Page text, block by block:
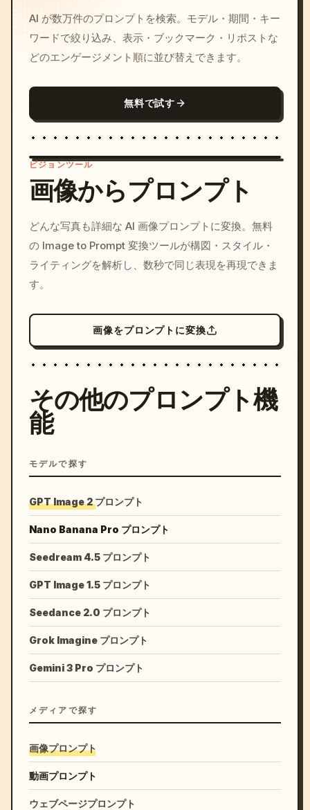
AI が数万件のプロンプトを検索。モデル・期間・キー
ワードで絞り込み、表示・ブックマーク・リポストな
どのエンゲージメント順に並び替えできます。
無料で試す
c, cyberpunk sunset, neon
colors, 8k --v 6.0
ビジョンツール
画像からプロンプト
どんな写真も詳細な AI 画像プロンプトに変換。無料
の Image to Prompt 変換ツールが構図・スタイル・
ライティングを解析し、数秒で同じ表現を再現できま
す。
画像をプロンプトに変換
その他のプロンプト機
能
モデルで探す
GPT Image 2 プロンプト
Nano Banana Pro プロンプト
Seedream 4.5 プロンプト
GPT Image 1.5 プロンプト
Seedance 2.0 プロンプト
Grok Imagine プロンプト
Gemini 3 Pro プロンプト
メディアで探す
画像プロンプト
動画プロンプト
ウェブページプロンプト